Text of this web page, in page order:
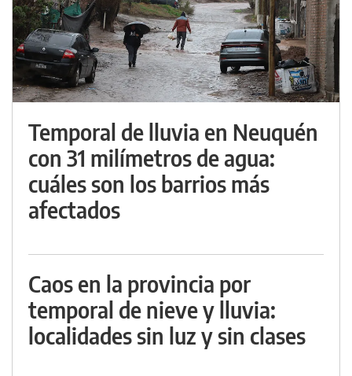
Temporal de lluvia en Neuquén
con 31 milímetros de agua:
cuáles son los barrios más
afectados
Caos en la provincia por
temporal de nieve y lluvia:
localidades sin luz y sin clases